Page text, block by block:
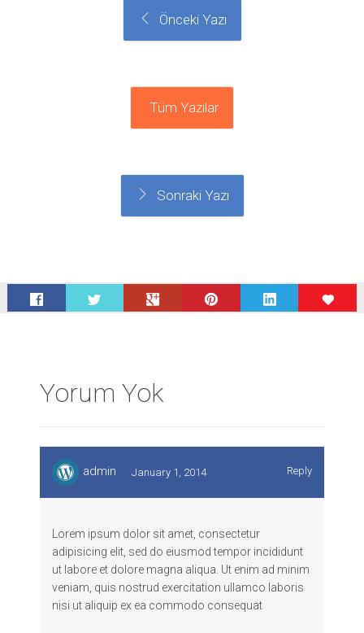
Önceki Yazı
Tüm Yazılar
Sonraki Yazı
Yorum Yok
admin January 1, 2014 Reply
Lorem ipsum dolor sit amet, consectetur
adipisicing elit, sed do eiusmod tempor incididunt
ut labore et dolore magna aliqua. Ut enim ad minim
veniam, quis nostrud exercitation ullamco laboris
nisi ut aliquip ex ea commodo consequat